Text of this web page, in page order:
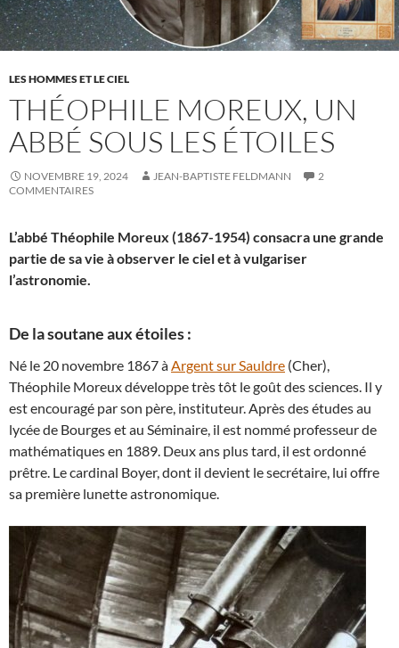
LES HOMMES ET LE CIEL
THÉOPHILE MOREUX, UN
ABBÉ SOUS LES ÉTOILES
NOVEMBRE 19, 2024 JEAN-BAPTISTE FELDMANN
2
COMMENTAIRES
L’abbé Théophile Moreux (1867-1954) consacra une grande
partie de sa vie à observer le ciel et à vulgariser
l’astronomie.
De la soutane aux étoiles :
Né le 20 novembre 1867 àArgent sur Sauldre (Cher),
Théophile Moreux développe très tôt le goût des sciences. Il y
est encouragé par son père, instituteur. Après des études au
lycée de Bourges et au Séminaire, il est nommé professeur de
mathématiques en 1889. Deux ans plus tard, il est ordonné
prêtre. Le cardinal Boyer, dont il devient le secrétaire, lui offre
sa première lunette astronomique.